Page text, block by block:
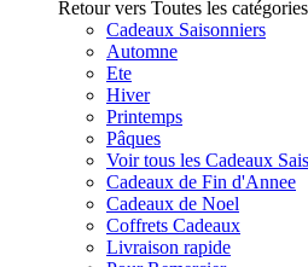
Retour vers Toutes les catégories
Cadeaux Saisonniers
Automne
Ete
Hiver
Printemps
Pâques
Voir tous les Cadeaux
Cadeaux de Fin d'Annee
Cadeaux de Noel
Coffrets Cadeaux
Livraison rapide